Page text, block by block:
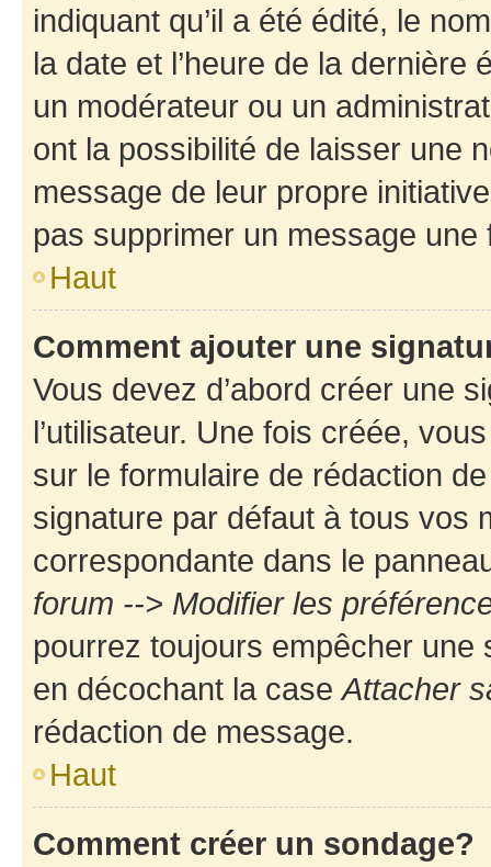
indiquant qu’il a été édité, le
la date et l’heure de la dernière
un modérateur ou un
ont la possibilité de laisser une
message de leur propre
pas supprimer un message une
Haut
Comment ajouter une
Vous devez d’abord créer une
l’utilisateur. Une fois créée,
sur le formulaire de rédaction
signature par défaut à tous vos
correspondante dans le
forum --> Modifier les
pourrez toujours empêcher une
en décochant la caseAttacher
rédaction de message.
Haut
Comment créer un sondage?